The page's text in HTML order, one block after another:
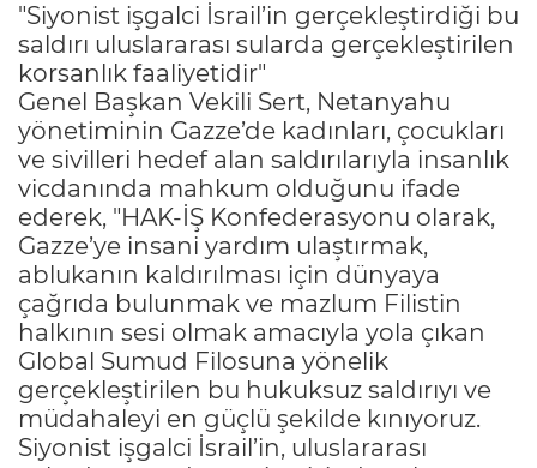
"Siyonist işgalci İsrail’in gerçekleştirdiği bu
saldırı uluslararası sularda gerçekleştirilen
korsanlık faaliyetidir"
Genel Başkan Vekili Sert, Netanyahu
yönetiminin Gazze’de kadınları, çocukları
ve sivilleri hedef alan saldırılarıyla insanlık
vicdanında mahkum olduğunu ifade
ederek, "HAK-İŞ Konfederasyonu olarak,
Gazze’ye insani yardım ulaştırmak,
ablukanın kaldırılması için dünyaya
çağrıda bulunmak ve mazlum Filistin
halkının sesi olmak amacıyla yola çıkan
Global Sumud Filosuna yönelik
gerçekleştirilen bu hukuksuz saldırıyı ve
müdahaleyi en güçlü şekilde kınıyoruz.
Siyonist işgalci İsrail’in, uluslararası